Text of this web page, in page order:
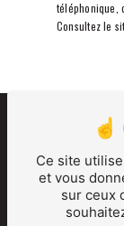
téléphonique,
Consultez le
Vistalid- 2026
Ce site
et vous
sur ceux